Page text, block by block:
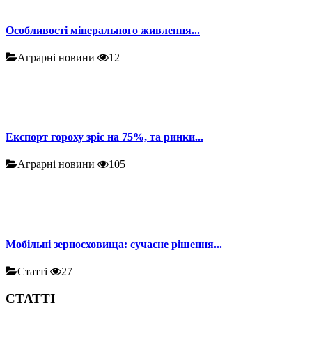
Особливості мінерального живлення...
Аграрні новини 12
Експорт гороху зріс на 75%, та ринки...
Аграрні новини 105
Мобільні зерносховища: сучасне рішення...
Статті 27
СТАТТІ